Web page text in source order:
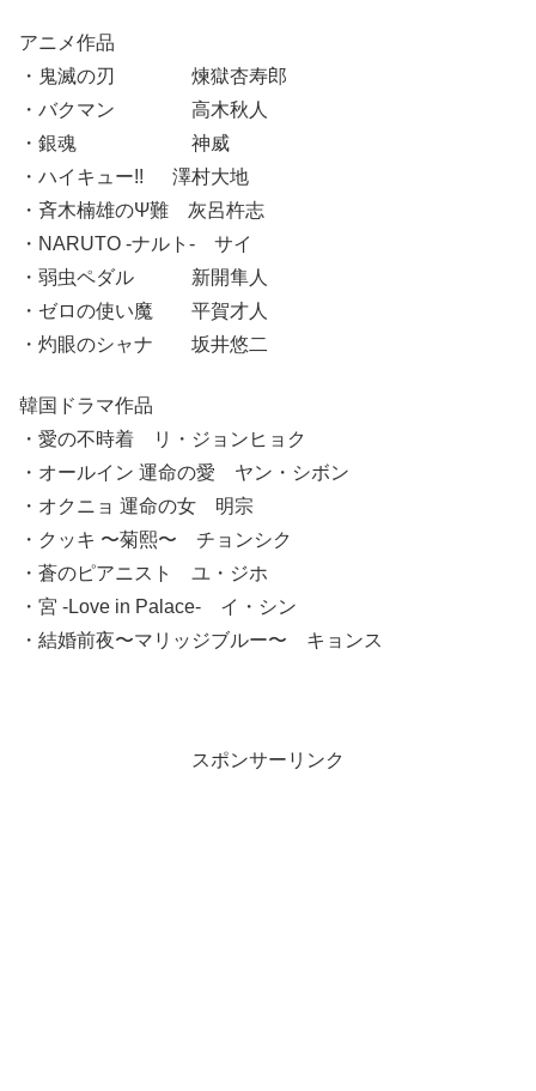
アニメ作品
・鬼滅の刃 煉獄杏寿郎
・バクマン 高木秋人
・銀魂 神威
・ハイキュー!! 澤村大地
・斉木楠雄のΨ難 灰呂杵志
・NARUTO -ナルト- サイ
・弱虫ペダル 新開隼人
・ゼロの使い魔 平賀才人
・灼眼のシャナ 坂井悠二
韓国ドラマ作品
・愛の不時着 リ・ジョンヒョク
・オールイン 運命の愛 ヤン・シボン
・オクニョ 運命の女 明宗
・クッキ 〜菊熙〜 チョンシク
・蒼のピアニスト ユ・ジホ
・宮 -Love in Palace- イ・シン
・結婚前夜〜マリッジブルー〜 キョンス
スポンサーリンク